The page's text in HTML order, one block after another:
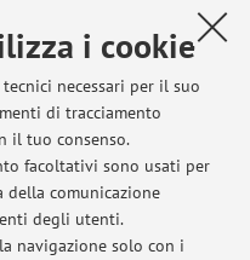
i cookie
necessari per il suo
di tracciamento
il tuo consenso.
facoltativi sono usati per
della comunicazione
degli utenti.
navigazione solo con i
del sito.